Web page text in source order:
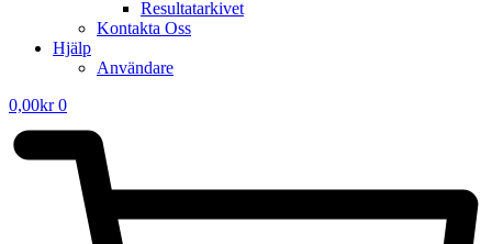
Resultatarkivet
Kontakta Oss
Hjälp
Användare
0,00kr 0